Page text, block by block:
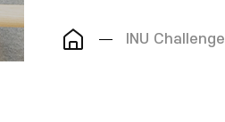
INU Challenge